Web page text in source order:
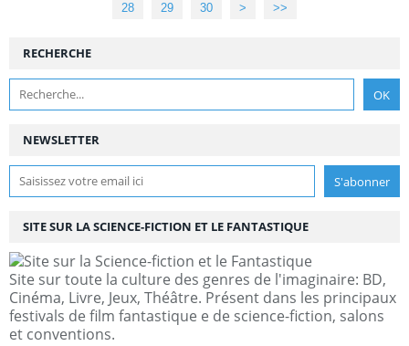
28
29 30 40
50
60
> >>
NEWSLETTER
RECHERCHE
SITE SUR LA SCIENCE-FICTION ET LE FANTASTIQUE
Site sur toute la culture des genres de l'imaginaire: BD,
Cinéma, Livre, Jeux, Théâtre. Présent dans les principaux
festivals de film fantastique e de science-fiction, salons
et conventions.